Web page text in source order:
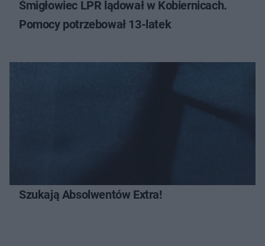
Śmigłowiec LPR lądował w Kobiernicach.
Pomocy potrzebował 13-latek
Szukają Absolwentów Extra!